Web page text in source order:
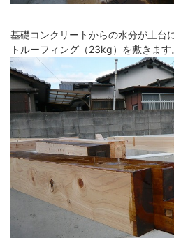
基礎コンクリートからの水分が土台
トルーフィング（23kg）を敷きます